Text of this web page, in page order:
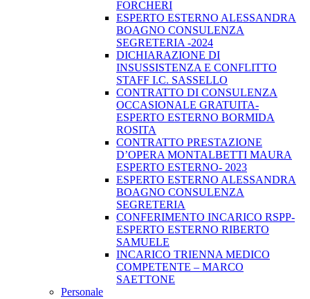
FORCHERI
ESPERTO ESTERNO ALESSANDRA
BOAGNO CONSULENZA
SEGRETERIA -2024
DICHIARAZIONE DI
INSUSSISTENZA E CONFLITTO
STAFF I.C. SASSELLO
CONTRATTO DI CONSULENZA
OCCASIONALE GRATUITA-
ESPERTO ESTERNO BORMIDA
ROSITA
CONTRATTO PRESTAZIONE
D’OPERA MONTALBETTI MAURA
ESPERTO ESTERNO- 2023
ESPERTO ESTERNO ALESSANDRA
BOAGNO CONSULENZA
SEGRETERIA
CONFERIMENTO INCARICO RSPP-
ESPERTO ESTERNO RIBERTO
SAMUELE
INCARICO TRIENNA MEDICO
COMPETENTE – MARCO
SAETTONE
Personale